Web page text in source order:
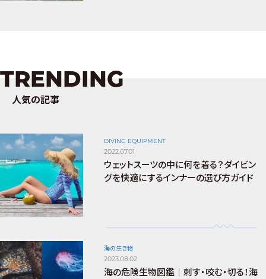
TRENDING
人気の記事
DIVING EQUIPMENT
2022.07.01
ウェットスーツの中に何を着る？ダイビン
グを快適にするインナーの選び方ガイド
海の生き物
2023.08.02
海の危険生物図鑑｜刺す・咬む・切る！海